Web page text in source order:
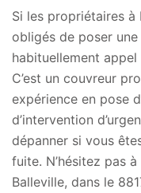
Si les propriétaires à
obligés de poser
habituellement
C’est un couvreur
expérience en pose
d’intervention
dépanner si vous
fuite. N’hésitez pas
Balleville, dans le